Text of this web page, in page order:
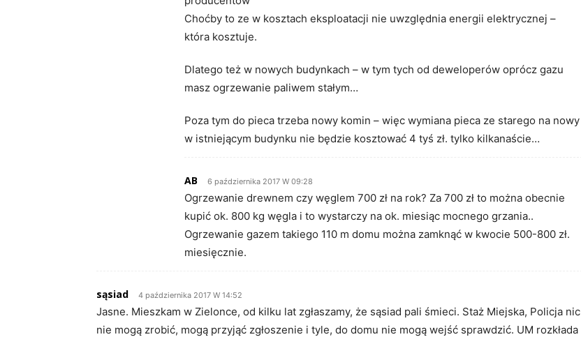
Choćby to ze w kosztach eksploatacji nie uwzględnia energii elektrycznej –
która kosztuje.
Dlatego też w nowych budynkach – w tym tych od deweloperów oprócz gazu
masz ogrzewanie paliwem stałym…
Poza tym do pieca trzeba nowy komin – więc wymiana pieca ze starego na nowy
w istniejącym budynku nie będzie kosztować 4 tyś zł. tylko kilkanaście…
AB 6 października 2017 W 09:28
Ogrzewanie drewnem czy węglem 700 zł na rok? Za 700 zł to można obecnie
kupić ok. 800 kg węgla i to wystarczy na ok. miesiąc mocnego grzania..
Ogrzewanie gazem takiego 110 m domu można zamknąć w kwocie 500-800 zł.
miesięcznie.
sąsiad 4 października 2017 W 14:52
Jasne. Mieszkam w Zielonce, od kilku lat zgłaszamy, że sąsiad pali śmieci. Staż Miejska, Policja nic
nie mogą zrobić, mogą przyjąć zgłoszenie i tyle, do domu nie mogą wejść sprawdzić. UM rozkłada